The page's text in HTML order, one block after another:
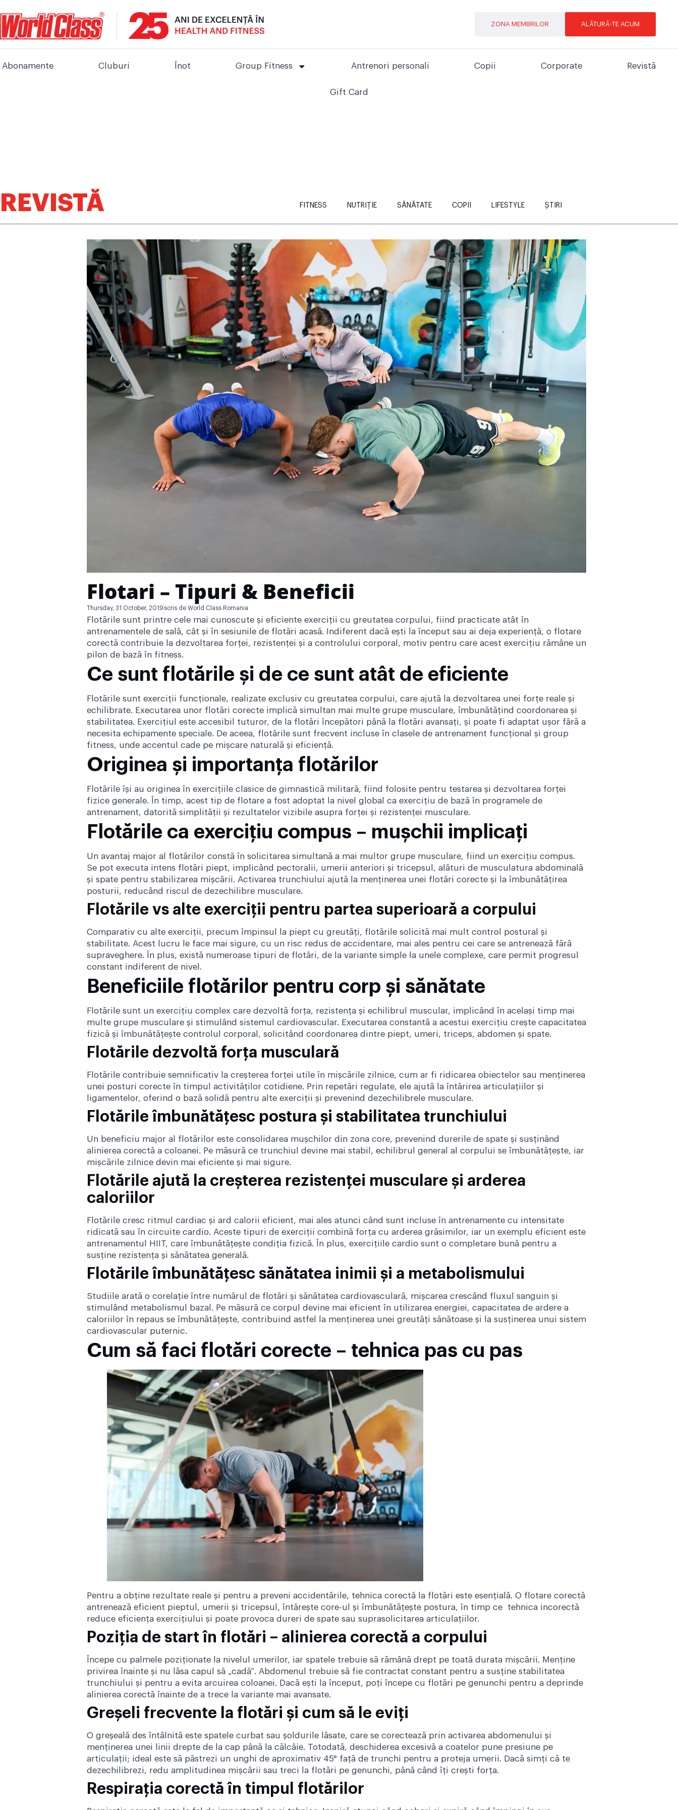
ZONA MEMBRILOR ALĂTURĂ-TE ACUM
Abonamente Cluburi Înot Group Fitness Antrenori personali Copii Corporate Revistă
Gift Card
REVISTĂ FITNESS NUTRIȚIE SĂNĂTATE COPII LIFESTYLE ȘTIRI
Flotari – Tipuri & Beneficii
Thursday, 31 October, 2019 scris de World Class Romania
Flotările sunt printre cele mai cunoscute și eficiente exerciții cu greutatea corpului, fiind practicate atât în
antrenamentele de sală, cât și în sesiunile de flotări acasă. Indiferent dacă ești la început sau ai deja experiență, o flotare
corectă contribuie la dezvoltarea forței, rezistenței și a controlului corporal, motiv pentru care acest exercițiu rămâne un
pilon de bază în fitness.
Ce sunt flotările și de ce sunt atât de eficiente
Flotările sunt exerciții funcționale, realizate exclusiv cu greutatea corpului, care ajută la dezvoltarea unei forțe reale și
echilibrate. Executarea unor flotări corecte implică simultan mai multe grupe musculare, îmbunătățind coordonarea și
stabilitatea. Exercițiul este accesibil tuturor, de la flotări începători până la flotări avansați, și poate fi adaptat ușor fără a
necesita echipamente speciale. De aceea, flotările sunt frecvent incluse în clasele de antrenament funcțional și group
fitness, unde accentul cade pe mișcare naturală și eficiență.
Originea și importanța flotărilor
Flotările își au originea în exercițiile clasice de gimnastică militară, fiind folosite pentru testarea și dezvoltarea forței
fizice generale. În timp, acest tip de flotare a fost adoptat la nivel global ca exercițiu de bază în programele de
antrenament, datorită simplității și rezultatelor vizibile asupra forței și rezistenței musculare.
Flotările ca exercițiu compus – mușchii implicați
Un avantaj major al flotărilor constă în solicitarea simultană a mai multor grupe musculare, fiind un exercițiu compus.
Se pot executa intens flotări piept, implicând pectoralii, umerii anteriori și tricepsul, alături de musculatura abdominală
și spate pentru stabilizarea mișcării. Activarea trunchiului ajută la menținerea unei flotări corecte și la îmbunătățirea
posturii, reducând riscul de dezechilibre musculare.
Flotările vs alte exerciții pentru partea superioară a corpului
Comparativ cu alte exerciții, precum împinsul la piept cu greutăți, flotările solicită mai mult control postural și
stabilitate. Acest lucru le face mai sigure, cu un risc redus de accidentare, mai ales pentru cei care se antrenează fără
supraveghere. În plus, există numeroase tipuri de flotări, de la variante simple la unele complexe, care permit progresul
constant indiferent de nivel.
Beneficiile flotărilor pentru corp și sănătate
Flotările sunt un exercițiu complex care dezvoltă forța, rezistența și echilibrul muscular, implicând în același timp mai
multe grupe musculare și stimulând sistemul cardiovascular. Executarea constantă a acestui exercițiu crește capacitatea
fizică și îmbunătățește controlul corporal, solicitând coordonarea dintre piept, umeri, triceps, abdomen și spate.
Flotările dezvoltă forța musculară
Flotările contribuie semnificativ la creșterea forței utile în mișcările zilnice, cum ar fi ridicarea obiectelor sau menținerea
unei posturi corecte în timpul activităților cotidiene. Prin repetări regulate, ele ajută la întărirea articulațiilor și
ligamentelor, oferind o bază solidă pentru alte exerciții și prevenind dezechilibrele musculare.
Flotările îmbunătățesc postura și stabilitatea trunchiului
Un beneficiu major al flotărilor este consolidarea mușchilor din zona core, prevenind durerile de spate și susținând
alinierea corectă a coloanei. Pe măsură ce trunchiul devine mai stabil, echilibrul general al corpului se îmbunătățește, iar
mișcările zilnice devin mai eficiente și mai sigure.
Flotările ajută la creșterea rezistenței musculare și arderea
caloriilor
Flotările cresc ritmul cardiac și ard calorii eficient, mai ales atunci când sunt incluse în antrenamente cu intensitate
ridicată sau în circuite cardio. Aceste tipuri de exerciții combină forța cu arderea grăsimilor, iar un exemplu eficient este
antrenamentul HIIT, care îmbunătățește condiția fizică. În plus, exercițiile cardio sunt o completare bună pentru a
susține rezistența și sănătatea generală.
Flotările îmbunătățesc sănătatea inimii și a metabolismului
Studiile arată o corelație între numărul de flotări și sănătatea cardiovasculară, mișcarea crescând fluxul sanguin și
stimulând metabolismul bazal . Pe măsură ce corpul devine mai eficient în utilizarea energiei, capacitatea de ardere a
caloriilor în repaus se îmbunătățește, contribuind astfel la menținerea unei greutăți sănătoase și la susținerea unui sistem
cardiovascular puternic.
Cum să faci flotări corecte – tehnica pas cu pas
Pentru a obține rezultate reale și pentru a preveni accidentările, tehnica corectă la flotări este esențială. O flotare corectă
antrenează eficient pieptul, umerii și tricepsul, întărește core-ul și îmbunătățește postura, în timp ce tehnica incorectă
reduce eficiența exercițiului și poate provoca dureri de spate sau suprasolicitarea articulațiilor.
Poziția de start în flotări – alinierea corectă a corpului
Începe cu palmele poziționate la nivelul umerilor, iar spatele trebuie să rămână drept pe toată durata mișcării. Menține
privirea înainte și nu lăsa capul să „cadă”. Abdomenul trebuie să fie contractat constant pentru a susține stabilitatea
trunchiului și pentru a evita arcuirea coloanei. Dacă ești la început, poți începe cu flotări pe genunchi pentru a deprinde
alinierea corectă înainte de a trece la variante mai avansate.
Greșeli frecvente la flotări și cum să le eviți
O greșeală des întâlnită este spatele curbat sau șoldurile lăsate, care se corectează prin activarea abdomenului și
menținerea unei linii drepte de la cap până la călcâie. Totodată, deschiderea excesivă a coatelor pune presiune pe
articulații; ideal este să păstrezi un unghi de aproximativ 45° față de trunchi pentru a proteja umerii. Dacă simți că te
dezechilibrezi, redu amplitudinea mișcării sau treci la flotări pe genunchi, până când îți crești forța.
Respirația corectă în timpul flotărilor